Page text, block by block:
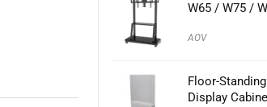
W65 / W75 /
AOV
Floor-
Display